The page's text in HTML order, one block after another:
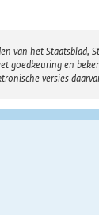
van het Staatsblad,
goedkeuring en
versies